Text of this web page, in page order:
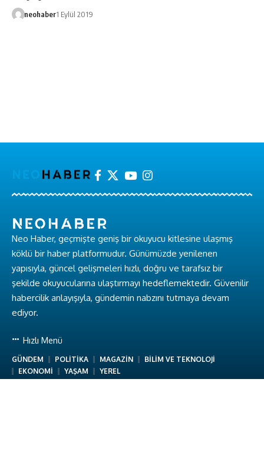
neohaber1 Eylül 2019
Neo Haber, geçmişte geniş bir okuyucu kitlesine ulaşmış
köklü bir haber platformudur. Günümüzde yenilenen
yapısıyla, güncel gelişmeleri hızlı, doğru ve tarafsız bir
şekilde okuyucularına ulaştırmayı hedeflemektedir. Güvenilir
habercilik anlayışıyla, gündemin nabzını tutmaya devam
ediyor.
Hızlı Menü
GÜNDEM POLİTİKA MAGAZİN
BİLİM VE TEKNOLOJİ
EKONOMİ
YAŞAM YEREL